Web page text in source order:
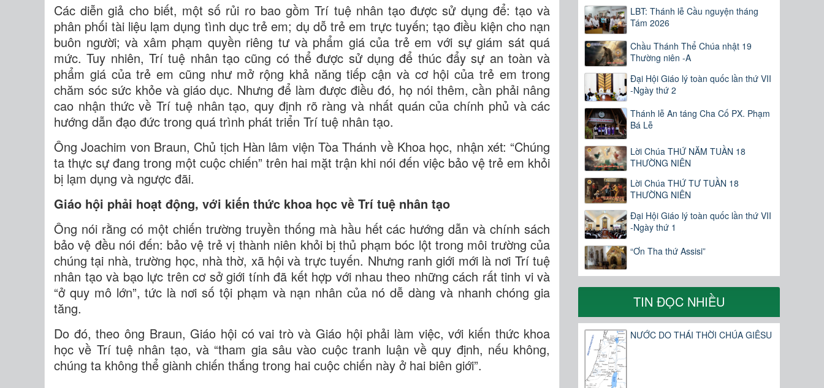
Các diễn giả cho biết, một số rủi ro bao gồm Trí tuệ nhân tạo được sử dụng để: tạo và
phân phối tài liệu lạm dụng tình dục trẻ em; dụ dỗ trẻ em trực tuyến; tạo điều kiện cho nạn
buôn người; và xâm phạm quyền riêng tư và phẩm giá của trẻ em với sự giám sát quá
mức. Tuy nhiên, Trí tuệ nhân tạo cũng có thể được sử dụng để thúc đẩy sự an toàn và
phẩm giá của trẻ em cũng như mở rộng khả năng tiếp cận và cơ hội của trẻ em trong
chăm sóc sức khỏe và giáo dục. Nhưng để làm được điều đó, họ nói thêm, cần phải nâng
cao nhận thức về Trí tuệ nhân tạo, quy định rõ ràng và nhất quán của chính phủ và các
hướng dẫn đạo đức trong quá trình phát triển Trí tuệ nhân tạo.
Ông Joachim von Braun, Chủ tịch Hàn lâm viện Tòa Thánh về Khoa học, nhận xét: “Chúng
ta thực sự đang trong một cuộc chiến” trên hai mặt trận khi nói đến việc bảo vệ trẻ em khỏi
bị lạm dụng và ngược đãi.
Giáo hội phải hoạt động, với kiến thức khoa học về Trí tuệ nhân tạo
Ông nói rằng có một chiến trường truyền thống mà hầu hết các hướng dẫn và chính sách
bảo vệ đều nói đến: bảo vệ trẻ vị thành niên khỏi bị thủ phạm bóc lột trong môi trường của
chúng tại nhà, trường học, nhà thờ, xã hội và trực tuyến. Nhưng ranh giới mới là nơi Trí tuệ
nhân tạo và bạo lực trên cơ sở giới tính đã kết hợp với nhau theo những cách rất tinh vi và
“ở quy mô lớn”, tức là nơi số tội phạm và nạn nhân của nó dễ dàng và nhanh chóng gia
tăng.
Do đó, theo ông Braun, Giáo hội có vai trò và Giáo hội phải làm việc, với kiến thức khoa
học về Trí tuệ nhân tạo, và “tham gia sâu vào cuộc tranh luận về quy định, nếu không,
chúng ta không thể giành chiến thắng trong hai cuộc chiến này ở hai biên giới”.
LBT: Thánh lễ Cầu nguyện tháng
Tám 2026
Chầu Thánh Thể Chúa nhật 19
Thường niên -A
Đại Hội Giáo lý toàn quốc lần thứ VII
-Ngày thứ 2
Thánh lễ An táng Cha Cố PX. Phạm
Bá Lễ
Lời Chúa THỨ NĂM TUẦN 18
THƯỜNG NIÊN
Lời Chúa THỨ TƯ TUẦN 18
THƯỜNG NIÊN
Đại Hội Giáo lý toàn quốc lần thứ VII
-Ngày thứ 1
“Ơn Tha thứ Assisi”
TIN ĐỌC NHIỀU
NƯỚC DO THÁI THỜI CHÚA GIÊSU